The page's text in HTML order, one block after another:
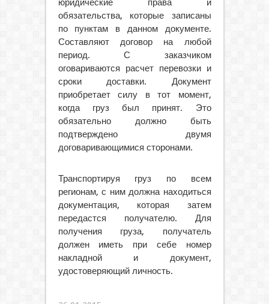
юридические права и
обязательства, которые записаны
по пунктам в данном документе.
Составляют договор на любой
период. С заказчиком
оговариваются расчет перевозки и
сроки доставки. Документ
приобретает силу в тот момент,
когда груз был принят. Это
обязательно должно быть
подтверждено двумя
договаривающимися сторонами.
Транспортируя груз по всем
регионам, с ним должна находиться
документация, которая затем
передастся получателю. Для
получения груза, получатель
должен иметь при себе номер
накладной и документ,
удостоверяющий личность.